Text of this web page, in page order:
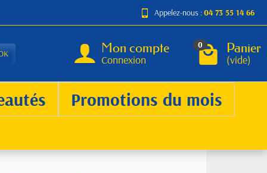
Appelez-nous :04 73 55 14 66
Mon compte
Connexion
0 Panier
(vide)
Promotions du mois